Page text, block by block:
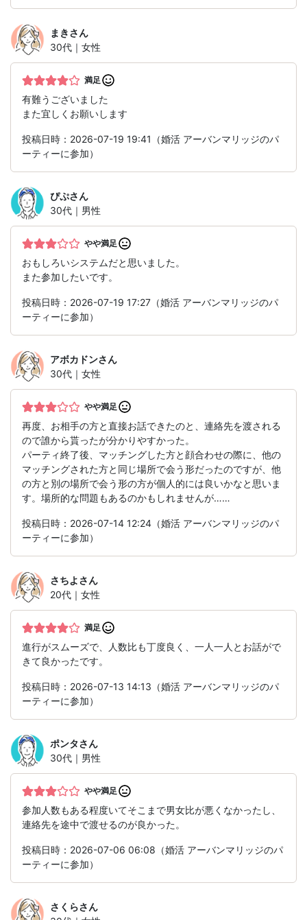
まきさん
30代｜女性
満足
有難うございました
また宜しくお願いします
投稿日時：2026-07-19 19:41（婚活 アーバンマリッジのパ
ーティーに参加）
ぴぷさん
30代｜男性
やや満足
おもしろいシステムだと思いました。
また参加したいです。
投稿日時：2026-07-19 17:27（婚活 アーバンマリッジのパ
ーティーに参加）
アボカドンさん
30代｜女性
やや満足
再度、お相手の方と直接お話できたのと、連絡先を渡される
ので誰から貰ったが分かりやすかった。
パーティ終了後、マッチングした方と顔合わせの際に、他の
マッチングされた方と同じ場所で会う形だったのですが、他
の方と別の場所で会う形の方が個人的には良いかなと思いま
す。場所的な問題もあるのかもしれませんが……
投稿日時：2026-07-14 12:24（婚活 アーバンマリッジのパ
ーティーに参加）
さちよさん
20代｜女性
満足
進行がスムーズで、人数比も丁度良く、一人一人とお話がで
きて良かったです。
投稿日時：2026-07-13 14:13（婚活 アーバンマリッジのパ
ーティーに参加）
ポンタさん
30代｜男性
やや満足
参加人数もある程度いてそこまで男女比が悪くなかったし、
連絡先を途中で渡せるのが良かった。
投稿日時：2026-07-06 06:08（婚活 アーバンマリッジのパ
ーティーに参加）
さくらさん